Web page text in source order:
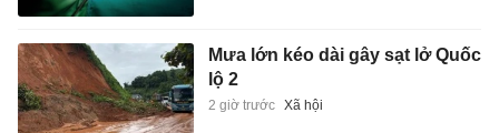
Mưa lớn kéo dài gây sạt lở Quốc
lộ 2
2 giờ trước Xã hội